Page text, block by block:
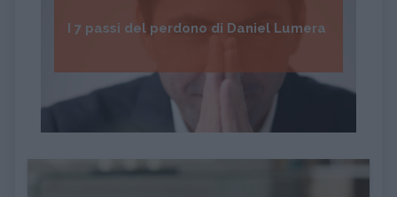
I 7 passi del perdono di Daniel Lumera